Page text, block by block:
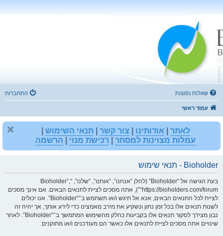
שאלות נפוצות התחברות
עמוד ראשי
לאתר אודותינו צור קשר |תנאי השימוש
עמלות מצוינות למסחר
רכישת מנוי הרשמה
Bioholder - תנאי שימוש
בעת הגישה אל “Bioholder” (להלן “אנחנו”, “אותנו”, “שלנו”, “Bioholder”,
“https://bioholders.com/forum”), אתה מסכים לציית לתנאים הבאים. אם אינך מסכים
לציית לכל התנאים הבאים, אנא אל תיגש ו/או תשתמש ב־“Bioholder”. אנו יכולים
לשנות תנאים אלו בכל זמן נתון ונשקיע את מירב מאמצינו כדי לידע אותך, אך יהיה זה
נבון מצידך לסקור תנאים אלו בקביעות כחלק מהשימוש המתמשך ב־“Bioholder”. לאחר
שינויים אתה מסכים לציית לתנאים אלו כאשר הם מעודכנים ו/או מתוקנים.